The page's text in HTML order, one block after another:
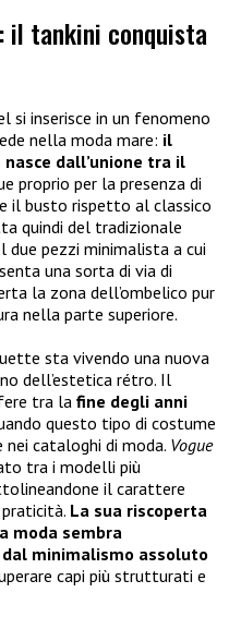
il tankini conquista
si inserisce in un fenomeno
nella moda mare: il
nasce dall’unione tra il
proprio per la presenza di
il busto rispetto al classico
quindi del tradizionale
due pezzi minimalista a cui
una sorta di via di
la zona dell’ombelico pur
nella parte superiore.
sta vivendo una nuova
dell’estetica rétro. Il
tra lafine degli anni
questo tipo di costume
nei cataloghi di moda. Vogue
tra i modelli più
il carattere
La sua riscoperta
moda sembra
dal minimalismo assoluto
capi più strutturati e